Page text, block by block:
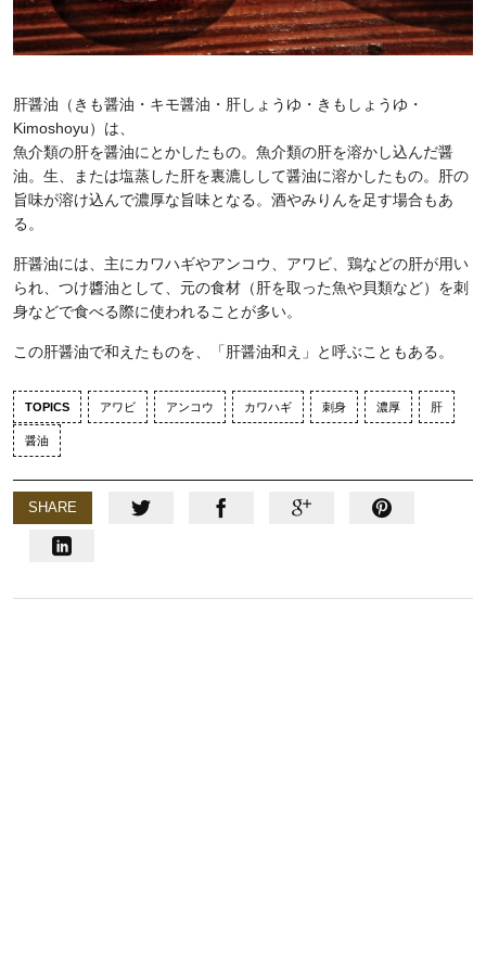
肝醤油（きも醤油・キモ醤油・肝しょうゆ・きもしょうゆ・
Kimoshoyu）は、
魚介類の肝を醤油にとかしたもの。魚介類の肝を溶かし込んだ醤
油。生、または塩蒸した肝を裏漉しして醤油に溶かしたもの。肝の
旨味が溶け込んで濃厚な旨味となる。酒やみりんを足す場合もあ
る。
肝醤油には、主にカワハギやアンコウ、アワビ、鶏などの肝が用い
られ、つけ醬油として、元の食材（肝を取った魚や貝類など）を刺
身などで食べる際に使われることが多い。
この肝醤油で和えたものを、「肝醤油和え」と呼ぶこともある。
TOPICS アワビ アンコウ カワハギ 刺身 濃厚 肝
醤油
SHARE